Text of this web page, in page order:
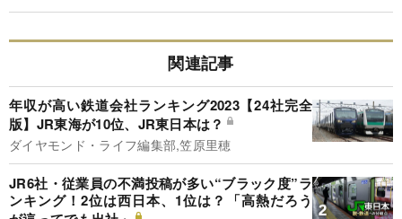
関連記事
年収が高い鉄道会社ランキング2023【24社完全
版】JR東海が10位、JR東日本は？
ダイヤモンド・ライフ編集部,笠原里穂
JR6社・従業員の不満投稿が多い“ブラック度”ラ
ンキング！2位は西日本、1位は？「高熱だろう